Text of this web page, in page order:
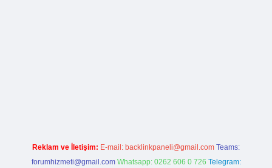
Reklam ve İletişim: E-mail: backlinkpaneli@gmail.com Teams:
forumhizmeti@gmail.com Whatsapp: 0262 606 0 726 Telegram: